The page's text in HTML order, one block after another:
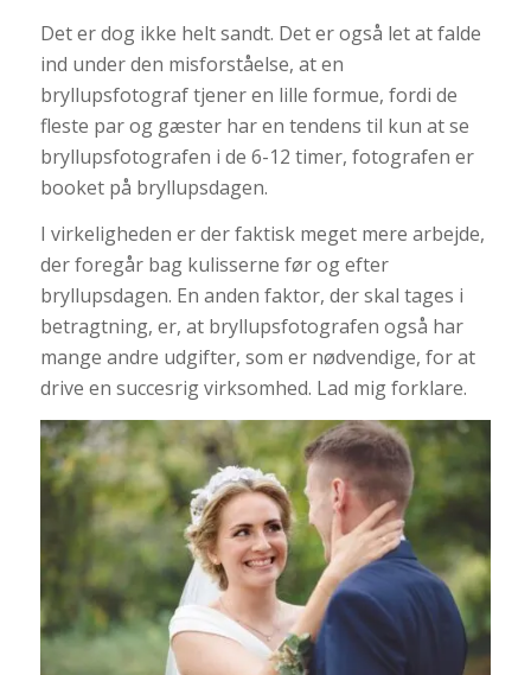
Det er dog ikke helt sandt. Det er også let at falde
ind under den misforståelse, at en
bryllupsfotograf tjener en lille formue, fordi de
fleste par og gæster har en tendens til kun at se
bryllupsfotografen i de 6-12 timer, fotografen er
booket på bryllupsdagen.
I virkeligheden er der faktisk meget mere arbejde,
der foregår bag kulisserne før og efter
bryllupsdagen. En anden faktor, der skal tages i
betragtning, er, at bryllupsfotografen også har
mange andre udgifter, som er nødvendige, for at
drive en succesrig virksomhed. Lad mig forklare.